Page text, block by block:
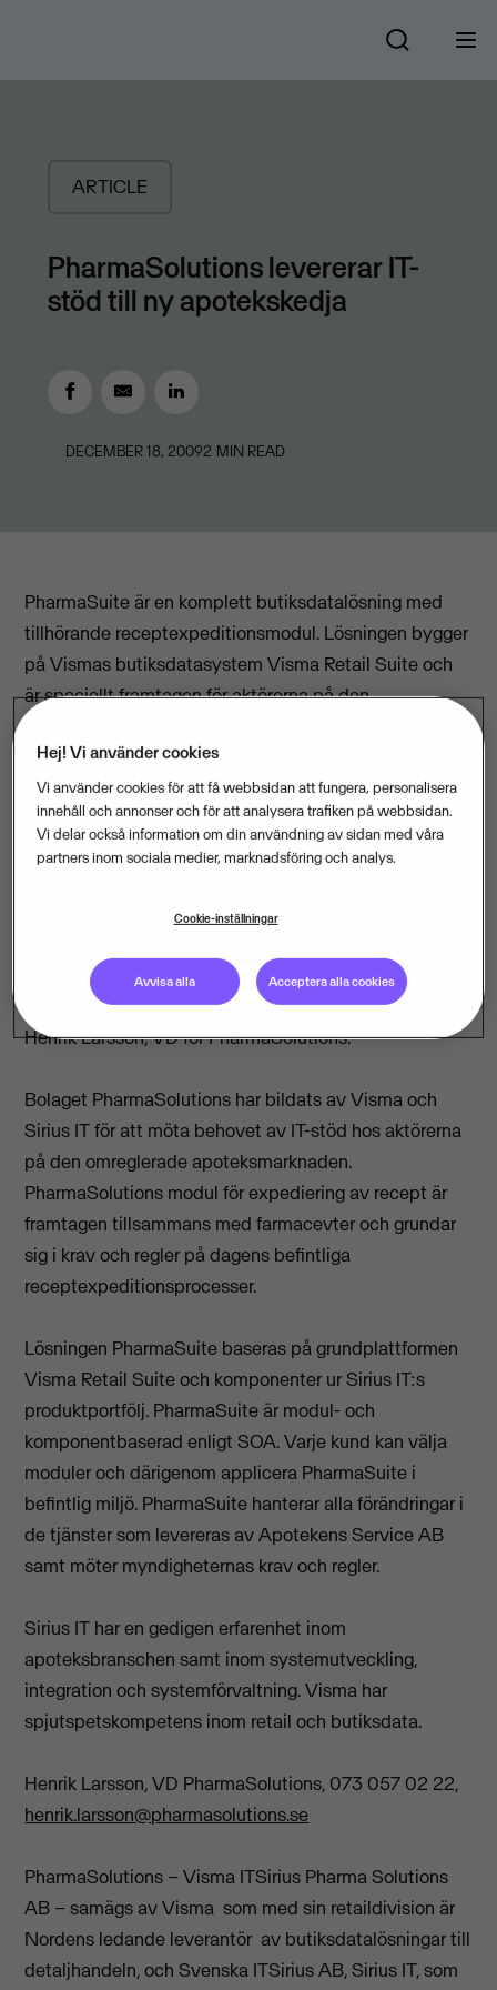
ARTICLE
PharmaSolutions levererar IT-
stöd till ny apotekskedja
DECEMBER 18, 20092 MIN READ
PharmaSuite är en komplett butiksdatalösning med
tillhörande receptexpeditionsmodul. Lösningen bygger
på Vismas butiksdatasystem Visma Retail Suite och
är speciellt framtagen för aktörerna på den
såväl på säkerhet som på anpassningsbarhet.
- Vi ser fram emot att jobba tillsammans med Apotek
Hjärtat som är en stor ny aktör på den nya
fler element utöver kassa- och butiksdatasystem.
tillsammans med Apotek Hjärtat för att förse dem med
allt det stöd en nystartad aktör behöver inom IT, säger
Henrik Larsson, VD för PharmaSolutions.
Bolaget PharmaSolutions har bildats av Visma och
Sirius IT för att möta behovet av IT-stöd hos aktörerna
på den omreglerade apoteksmarknaden.
PharmaSolutions modul för expediering av recept är
framtagen tillsammans med farmacevter och grundar
sig i krav och regler på dagens befintliga
receptexpeditionsprocesser.
Lösningen PharmaSuite baseras på grundplattformen
Visma Retail Suite och komponenter ur Sirius IT:s
produktportfölj. PharmaSuite är modul- och
komponentbaserad enligt SOA. Varje kund kan välja
moduler och därigenom applicera PharmaSuite i
befintlig miljö. PharmaSuite hanterar alla förändringar i
de tjänster som levereras av Apotekens Service AB
samt möter myndigheternas krav och regler.
Sirius IT har en gedigen erfarenhet inom
apoteksbranschen samt inom systemutveckling,
integration och systemförvaltning. Visma har
spjutspetskompetens inom retail och butiksdata.
Henrik Larsson, VD PharmaSolutions, 073 057 02 22,
henrik.larsson@pharmasolutions.se
PharmaSolutions – Visma ITSirius Pharma Solutions
AB – samägs av Visma som med sin retaildivision är
Nordens ledande leverantör av butiksdatalösningar till
detaljhandeln, och Svenska ITSirius AB, Sirius IT, som
Hej! Vi använder cookies
Vi använder cookies för att få webbsidan att fungera, personalisera
innehåll och annonser och för att analysera trafiken på webbsidan.
Vi delar också information om din användning av sidan med våra
partners inom sociala medier, marknadsföring och analys.
Cookie-inställningar
Avvisa alla Acceptera alla cookies